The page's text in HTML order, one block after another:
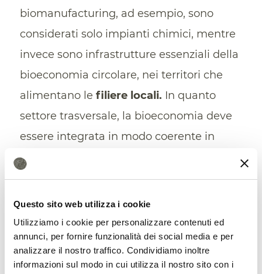
Questo sito web utilizza i cookie
Utilizziamo i cookie per personalizzare contenuti ed
annunci, per fornire funzionalità dei social media e per
analizzare il nostro traffico. Condividiamo inoltre
informazioni sul modo in cui utilizza il nostro sito con i
biomanufacturing, ad esempio, sono
considerati solo impianti chimici, mentre
invece sono infrastrutture essenziali della
bioeconomia circolare, nei territori che
alimentano le filiere locali. In quanto
settore trasversale, la bioeconomia deve
essere integrata in modo coerente in
tutte le normative, direttive e strategie,
mentre il suo contributo sostanziale al
raggiungimento degli obiettivi in materia
di clima e rifiuti deve essere riconosciuto
e incentivato, garantendo che i materiali
di origine biologica rispettino gli stessi